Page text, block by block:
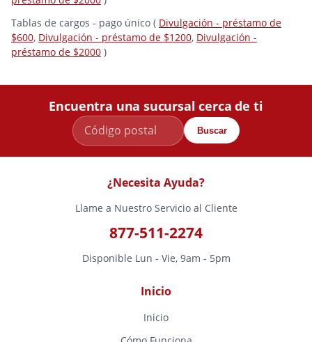
Tablas de cargos - pago único ( Divulgación - préstamo de
$600, Divulgación - préstamo de $1200, Divulgación -
préstamo de $2000 )
Encuentra una sucursal cerca de ti
Buscar
¿Necesita Ayuda?
Llame a Nuestro Servicio al Cliente
877-511-2274
Disponible Lun - Vie, 9am - 5pm
Inicio
Inicio